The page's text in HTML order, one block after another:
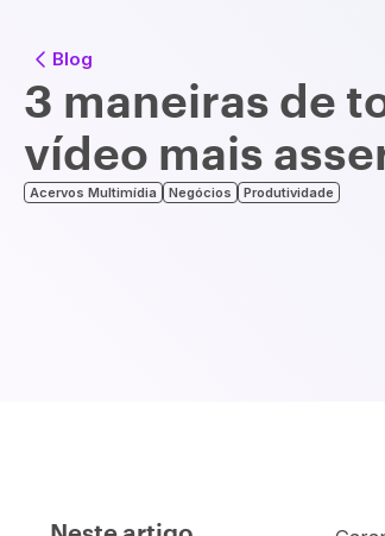
Blog
3 maneiras de
vídeo mais
Acervos Multimídia Negócios Produtividade